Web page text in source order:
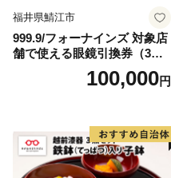
福井県鯖江市
999.9/フォーナインズ 対象店
舗で使える眼鏡引換券（3万
円相当）Bronze np m
100,000円